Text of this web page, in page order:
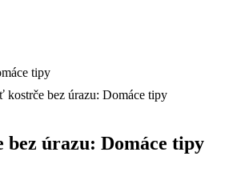
bez úrazu: Domáce tipy
úrazu: Domáce tipy